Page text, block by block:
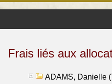
Frais liés aux
ADAMS, Danielle